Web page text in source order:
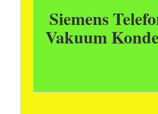
Siemens
Vakuum